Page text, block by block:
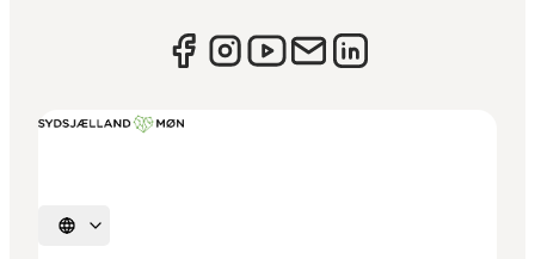
Vælg sprog